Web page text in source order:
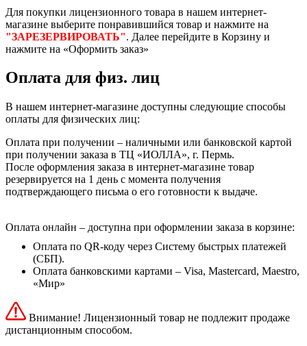
Для покупки лицензионного товара в нашем интернет-
магазине выберите понравившийся товар и нажмите на
"ЗАРЕЗЕРВИРОВАТЬ". Далее перейдите в Корзину и
нажмите на «Оформить заказ»
Оплата для физ. лиц
В нашем интернет-магазине доступны следующие способы
оплаты для физических лиц:
Оплата при получении – наличными или банковской картой
при получении заказа в ТЦ «ИОЛЛА», г. Пермь.
После оформления заказа в интернет-магазине товар
резервируется на 1 день с момента получения
подтверждающего письма о его готовности к выдаче.
Оплата онлайн – доступна при оформлении заказа в корзине:
Оплата по QR-коду через Систему быстрых платежей
(СБП).
Оплата банковскими картами – Visa, Mastercard, Maestro,
«Мир»
Внимание! Лицензионный товар не подлежит продаже
дистанционным способом.